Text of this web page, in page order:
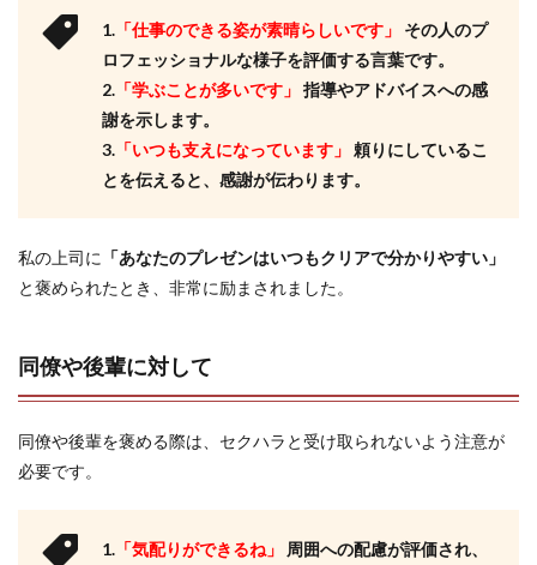
1. 「仕事のできる姿が素晴らしいです」
その人のプ
ロフェッショナルな様子を評価する言葉です。
2. 「学ぶことが多いです」 指導やアドバイスへの感
謝を示します。
3. 「いつも支えになっています」
頼りにしているこ
とを伝えると、感謝が伝わります。
私の上司に 「あなたのプレゼンはいつもクリアで分かりやすい」
と褒められたとき、非常に励まされました。
同僚や後輩に対して
同僚や後輩を褒める際は、セクハラと受け取られないよう注意が
必要です。
1. 「気配りができるね」
周囲への配慮が評価され、